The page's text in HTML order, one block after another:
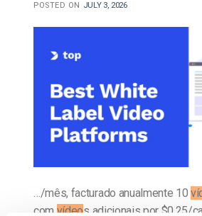
POSTED ON JULY 3, 2026
…/mês, facturado anualmente 10
com vídeos adicionais por $0,25/